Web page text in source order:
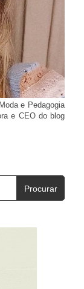
e Pedagogia
e CEO do blog
Procurar